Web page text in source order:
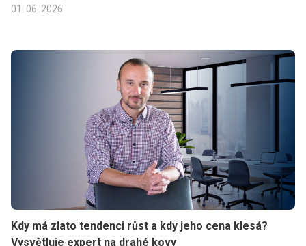
01. 06. 2026
Kdy má zlato tendenci růst a kdy jeho cena klesá?
Vysvětluje expert na drahé kovy